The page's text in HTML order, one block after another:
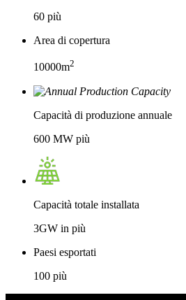
60 più
Area di copertura
10000m2
Capacità di produzione annuale
600 MW più
Capacità totale installata
3GW in più
Paesi esportati
100 più